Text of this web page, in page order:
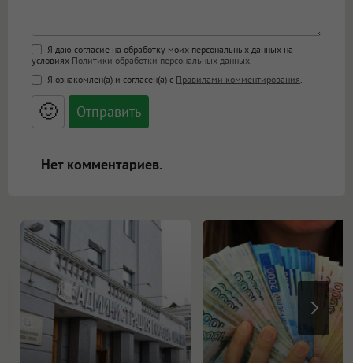
Поддержка HTML
<b>, <strong>, <u>, <i>, <em>, <s>, <big>,
<small>, <sup>, <sub>, <pre>, <ul>, <ol>, <li>,
<blockquote>, <code> экранирует HTML,
адреса URL автоматически становятся
ссылками, и [img]адрес[/img] будет
Я даю согласие на обработку моих персональных данных на
условиях Политики обработки персональных данных.
Я ознакомлен(а) и согласен(а) с Правилами комментирования.
🙂
Нет комментариев.